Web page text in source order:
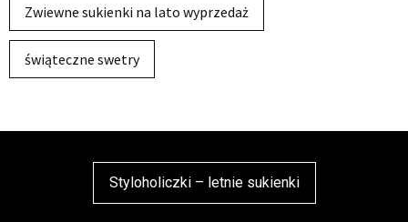
Zwiewne sukienki na lato wyprzedaż
świąteczne swetry
Styloholiczki – letnie sukienki